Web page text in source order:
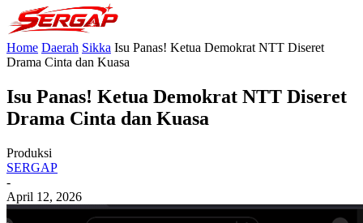
Home Daerah Sikka Isu Panas! Ketua Demokrat NTT Diseret
Drama Cinta dan Kuasa
Isu Panas! Ketua Demokrat NTT Diseret
Drama Cinta dan Kuasa
Produksi
SERGAP
-
April 12, 2026